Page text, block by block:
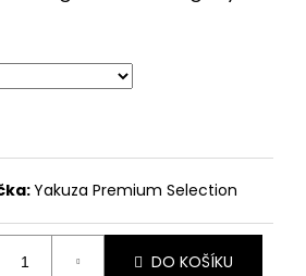
Yakuza Premium Selection
DO KOŠÍKU